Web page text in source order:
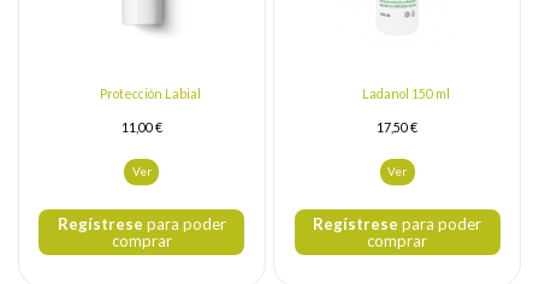
Protección Labial
11,00 €
Ver
Regístrese para poder
comprar
Ladanol 150 ml
17,50 €
Ver
Regístrese para poder
comprar